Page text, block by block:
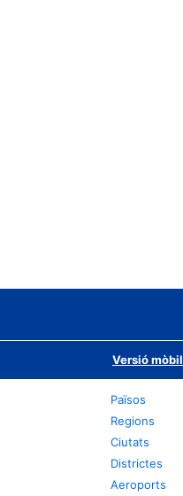
Versió mòbil
Països
Regions
Ciutats
Districtes
Aeroports